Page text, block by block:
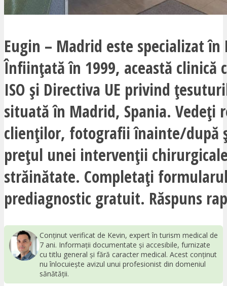
Eugin – Madrid este specializat în
Înființată în 1999, această clinică
ISO și Directiva UE privind
situată în Madrid, Spania. Vedeți
clienților, fotografii înainte/după
prețul unei intervenții
străinătate. Completați
prediagnostic gratuit. Răspuns
Conținut verificat de Kevin, expert în turism medical de
7 ani. Informații documentate și accesibile, furnizate
cu titlu general și fără caracter medical. Acest conținut
nu înlocuiește avizul unui profesionist din domeniul
sănătății.